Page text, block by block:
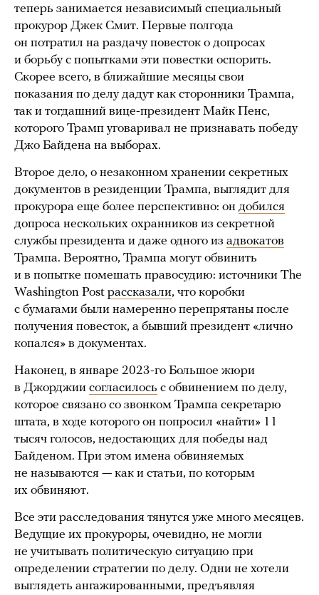
теперь занимается независимый специальный
прокурор Джек Смит. Первые полгода
он потратил на раздачу повесток о допросах
и борьбу с попытками эти повестки оспорить.
Скорее всего, в ближайшие месяцы свои
показания по делу дадут как сторонники Трампа,
так и тогдашний вице-президент Майк Пенс,
которого Трамп уговаривал не признавать победу
Джо Байдена на выборах.
Второе дело, о незаконном хранении секретных
документов в резиденции Трампа, выглядит для
прокурора еще более перспективно: он добился
допроса нескольких охранников из секретной
службы президента и даже одного из адвокатов
Трампа. Вероятно, Трампа могут обвинить
и в попытке помешать правосудию: источники The
Washington Post рассказали, что коробки
с бумагами были намеренно перепрятаны после
получения повесток, а бывший президент «лично
копался» в документах.
Наконец, в январе 2023-го Большое жюри
в Джорджии согласилось с обвинением по делу,
которое связано со звонком Трампа секретарю
штата, в ходе которого он попросил «найти» 11
тысяч голосов, недостающих для победы над
Байденом. При этом имена обвиняемых
не называются — как и статьи, по которым
их обвиняют.
Все эти расследования тянутся уже много месяцев.
Ведущие их прокуроры, очевидно, не могли
не учитывать политическую ситуацию при
определении стратегии по делу. Одни не хотели
выглядеть ангажированными, предъявляя